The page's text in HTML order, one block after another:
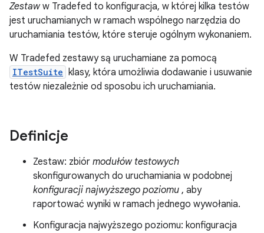
Zestaww Tradefed to konfiguracja, w której kilka testów
jest uruchamianych w ramach wspólnego narzędzia do
uruchamiania testów, które steruje ogólnym wykonaniem.
W Tradefed zestawy są uruchamiane za pomocą
ITestSuite klasy, która umożliwia dodawanie i usuwanie
testów niezależnie od sposobu ich uruchamiania.
Definicje
Zestaw: zbiór modułów testowych
skonfigurowanych do uruchamiania w podobnej
konfiguracji najwyższego poziomu , aby
raportować wyniki w ramach jednego wywołania.
Konfiguracja najwyższego poziomu: konfiguracja